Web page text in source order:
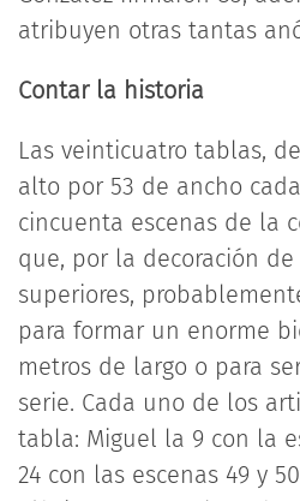
atribuyen otras tantas
Contar la historia
Las veinticuatro tablas,
alto por 53 de ancho
cincuenta escenas de la
que, por la decoración de
superiores,
para formar un enorme
metros de largo o para
serie. Cada uno de los
tabla: Miguel la 9 con la
24 con las escenas 49 y